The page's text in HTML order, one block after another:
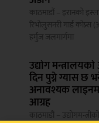
काठमाडौं – इरानको
रिभोलुसनरी गार्ड
हर्मुज जलमार्गमा
उद्योग
दिन पुग्ने ग्यास छ
अनावश्यक
आग्रह
काठमाडौं –